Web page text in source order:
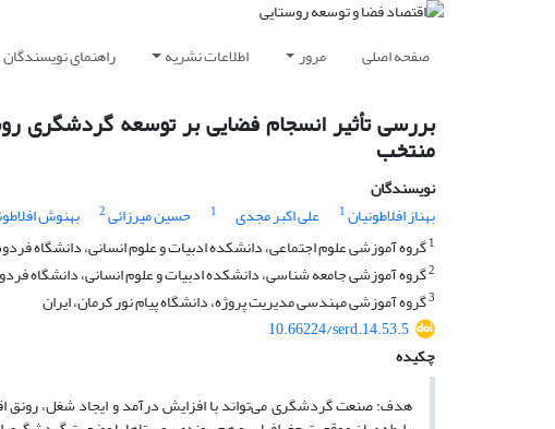
صفحه اصلی مرور اطلاعات نشریه راهنمای نویسندگان
منتخب
نویسندگان
بهناز افلاطونیان1 علی اکبر مجدی 1 حسین میرزائی2 بهنوش
1گروه آموزشی علوم اجتماعی، دانشکده ادبیات و علوم انسانی، دانشگاه
2گروه آموزشی جامعه شناسی، دانشکده ادبیات و علوم انسانی، دانشگاه
3گروه آموزشی مهندسی مدیریت پروژه، دانشگاه پیام نور کرمان، ایران
10.66224/serd.14.53.5
چکیده
هدف:صنعت گردشگری می‌تواند با افزایش درآمد و ایجاد شغل،